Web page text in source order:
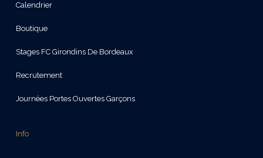
Calendrier
Boutique
Stages FC Girondins De Bordeaux
Recrutement
Journées Portes Ouvertes Garçons
Info